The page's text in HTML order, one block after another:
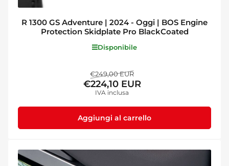
R 1300 GS Adventure | 2024 - Oggi | BOS Engine
Protection Skidplate Pro BlackCoated
Disponibile
Prezzo
standard
€249,00 EURPrezzo
di
€224,10 EUR
IVA inclusa
Aggiungi al carrello